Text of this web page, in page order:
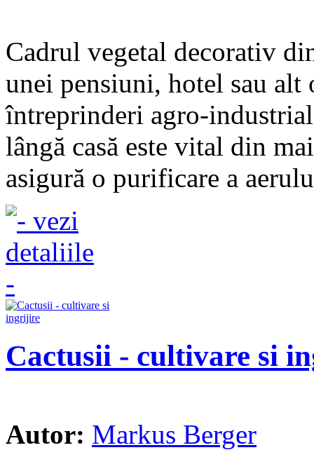
Cadrul vegetal decorativ
unei pensiuni, hotel sau
întreprinderi agro-
lângă casă este vital din
asigură o purificare a
Cactusii - cultivare si
Autor: Markus Berger